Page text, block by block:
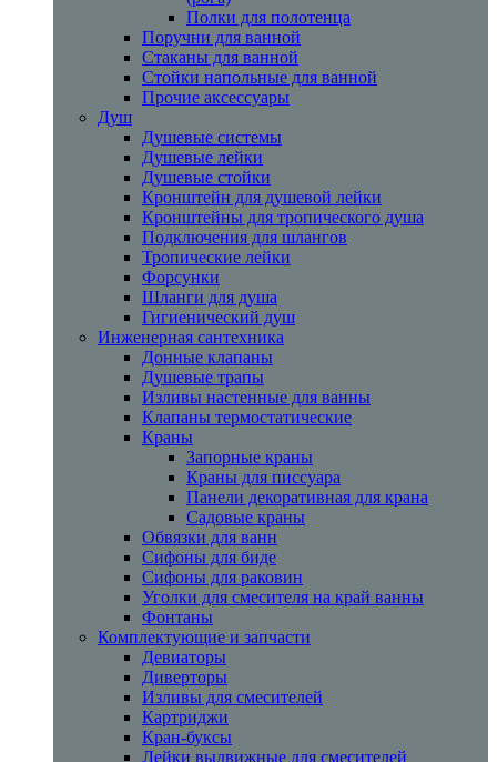
Полки для полотенца
Поручни для ванной
Стаканы для ванной
Стойки напольные для ванной
Прочие аксессуары
Душ
Душевые системы
Душевые лейки
Душевые стойки
Кронштейн для душевой лейки
Кронштейны для тропического душа
Подключения для шлангов
Тропические лейки
Форсунки
Шланги для душа
Гигиенический душ
Инженерная сантехника
Донные клапаны
Душевые трапы
Изливы настенные для ванны
Клапаны термостатические
Краны
Запорные краны
Краны для писсуара
Панели декоративная для крана
Садовые краны
Обвязки для ванн
Сифоны для биде
Сифоны для раковин
Уголки для смесителя на край ванны
Фонтаны
Комплектующие и запчасти
Девиаторы
Диверторы
Изливы для смесителей
Картриджи
Кран-буксы
Лейки выдвижные для смесителей